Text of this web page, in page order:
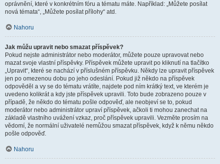
oprávnění, které v konkrétním fóru a tématu máte. Například: „Můžete posílat
nová témata“, „Můžete posílat přílohy“ atd.
Nahoru
Jak můžu upravit nebo smazat příspěvek?
Pokud nejste administrátor nebo moderátor, můžete pouze upravovat nebo
mazat svoje vlastní příspěvky. Příspěvek můžete upravit po kliknutí na tlačítko
„Upravit“, které se nachází v příslušném příspěvku. Někdy lze upravit příspěvek
jen po omezenou dobu po jeho odeslání. Pokud již někdo na příspěvek
odpověděl a vy se do tématu vrátíte, najdete pod ním krátký text, ve kterém je
uvedeno kolikrát a kdy jste příspěvek upravili. Toto bude zobrazeno pouze v
případě, že někdo do tématu pošle odpověď, ale neobjeví se to, pokud
moderátor nebo administrátor upraví příspěvek, ačkoli ti mohou zanechat na
základě vlastního uvážení vzkaz, proč příspěvek upravili. Vezměte prosím na
vědomí, že normální uživatelé nemůžou smazat příspěvek, když k němu někdo
pošle odpověď.
Nahoru